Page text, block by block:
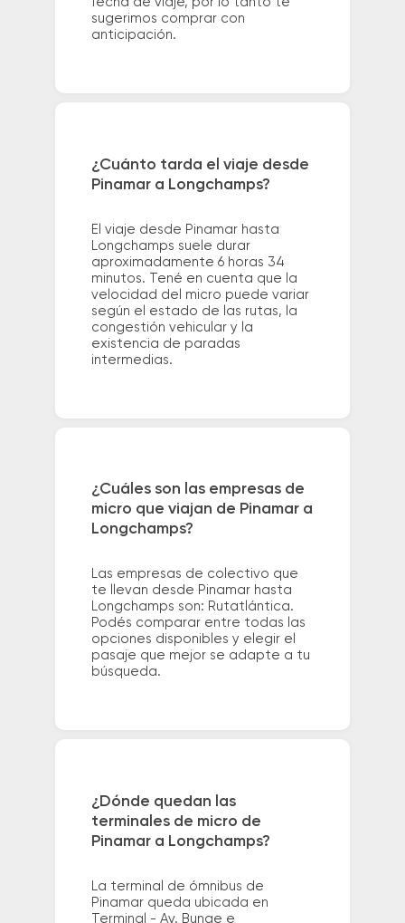
sugerimos comprar con
anticipación.
¿Cuánto tarda el viaje desde
Pinamar a Longchamps?
El viaje desde Pinamar hasta
Longchamps suele durar
aproximadamente 6 horas 34
minutos. Tené en cuenta que la
velocidad del micro puede variar
según el estado de las rutas, la
congestión vehicular y la
existencia de paradas
intermedias.
¿Cuáles son las empresas de
micro que viajan de Pinamar a
Longchamps?
Las empresas de colectivo que
te llevan desde Pinamar hasta
Longchamps son: Rutatlántica.
Podés comparar entre todas las
opciones disponibles y elegir el
pasaje que mejor se adapte a tu
búsqueda.
¿Dónde quedan las
terminales de micro de
Pinamar a Longchamps?
La terminal de ómnibus de
Pinamar queda ubicada en
Terminal - Av. Bunge e